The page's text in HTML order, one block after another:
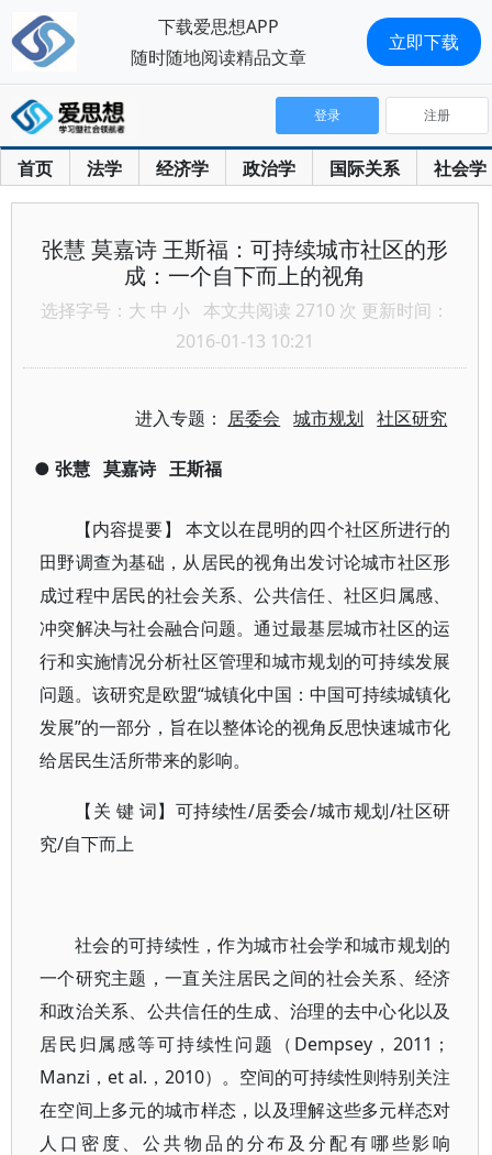
首页 法学 经济学 政治学 国际关系 社会学
登录 注册
张慧 莫嘉诗 王斯福：可持续城市社区的形
成：一个自下而上的视角
选择字号： 大 中 小 本文共阅读 2710 次 更新时间：
2016-01-13 10:21
进入专题： 居委会 城市规划 社区研究
● 张慧 莫嘉诗 王斯福
【内容提要】 本文以在昆明的四个社区所进行的
田野调查为基础，从居民的视角出发讨论城市社区形
成过程中居民的社会关系、公共信任、社区归属感、
冲突解决与社会融合问题。通过最基层城市社区的运
行和实施情况分析社区管理和城市规划的可持续发展
问题。该研究是欧盟“城镇化中国：中国可持续城镇化
发展”的一部分，旨在以整体论的视角反思快速城市化
给居民生活所带来的影响。
【关 键 词】可持续性/居委会/城市规划/社区研
究/自下而上
社会的可持续性，作为城市社会学和城市规划的
一个研究主题，一直关注居民之间的社会关系、经济
和政治关系、公共信任的生成、治理的去中心化以及
居民归属感等可持续性问题（Dempsey，2011；
Manzi，et al.，2010）。空间的可持续性则特别关注
在空间上多元的城市样态，以及理解这些多元样态对
人口密度、公共物品的分布及分配有哪些影响
下载爱思想APP
随时随地阅读精品文章
立即下载